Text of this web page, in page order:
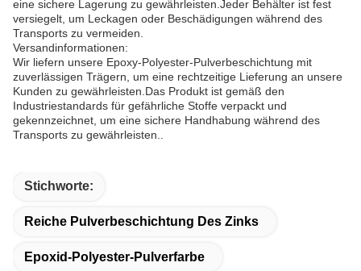
eine sichere Lagerung zu gewährleisten.Jeder Behälter ist fest
versiegelt, um Leckagen oder Beschädigungen während des
Transports zu vermeiden.
Versandinformationen:
Wir liefern unsere Epoxy-Polyester-Pulverbeschichtung mit
zuverlässigen Trägern, um eine rechtzeitige Lieferung an unsere
Kunden zu gewährleisten.Das Produkt ist gemäß den
Industriestandards für gefährliche Stoffe verpackt und
gekennzeichnet, um eine sichere Handhabung während des
Transports zu gewährleisten..
Stichworte:
Reiche Pulverbeschichtung Des Zinks
Epoxid-Polyester-Pulverfarbe